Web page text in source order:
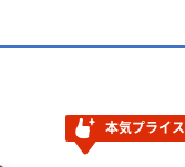
本気プライス